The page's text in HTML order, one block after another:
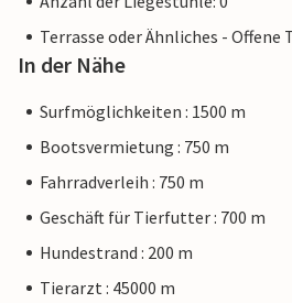
Terrasse oder Ähnliches - Offene
In der Nähe
Surfmöglichkeiten : 1500 m
Bootsvermietung : 750 m
Fahrradverleih : 750 m
Geschäft für Tierfutter : 700 m
Hundestrand : 200 m
Tierarzt : 45000 m